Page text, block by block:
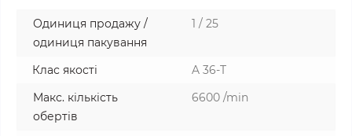
Одиниця продажу /
одиниця пакування
1 / 25
Клас якості
A 36-T
Макс. кількість
обертів
6600 /min